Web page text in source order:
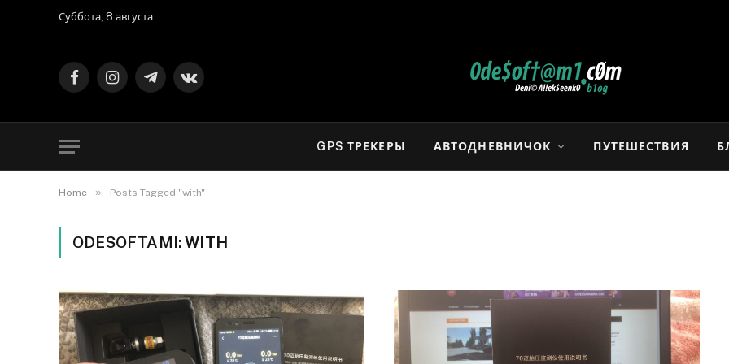
Суббота, 8 августа
FacebookInstagramTelegramVKontakte
GPS ТРЕКЕРЫ АВТОДНЕВНИЧОК ПУТЕШЕСТВИЯ
Home » Posts Tagged "with"
ODESOFTAMI:WITH